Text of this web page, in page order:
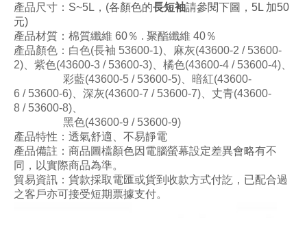
產品尺寸：S~5L ， (各顏色的長短袖請參閱下圖 ， 5L 加50
元)
產品材質：棉質纖維 60％ . 聚酯纖維 40％
產品顏色 ：白色(長袖 53600-1) 、麻灰(43600-2 / 53600-
2) 、紫色(43600-3 / 53600-3) 橘色(43600-4 / 53600-4)
彩藍(43600-5 / 53600-5) 、暗紅(43600-
6 / 53600-6) 深灰(43600-7 / 53600-7) 、丈青(43600-
8 / 53600-8)
黑色(43600-9 / 53600-9)
產品特性：透氣舒適、不易靜電
產品備註：商品圖檔顏色因電腦螢幕設定差異會略有不
同，以實際商品為準。
貿易資訊：貨款採取電匯或貨到收款方式付訖，已配合過
之客戶亦可接受短期票據支付。